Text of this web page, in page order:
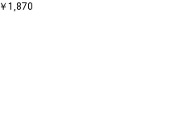
￥1,870